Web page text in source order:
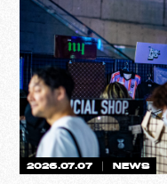
2026.07.07 NEWS